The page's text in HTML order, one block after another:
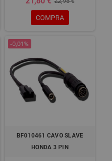
COMPRA
-0,01%
BF010461 CAVO SLAVE
HONDA 3 PIN